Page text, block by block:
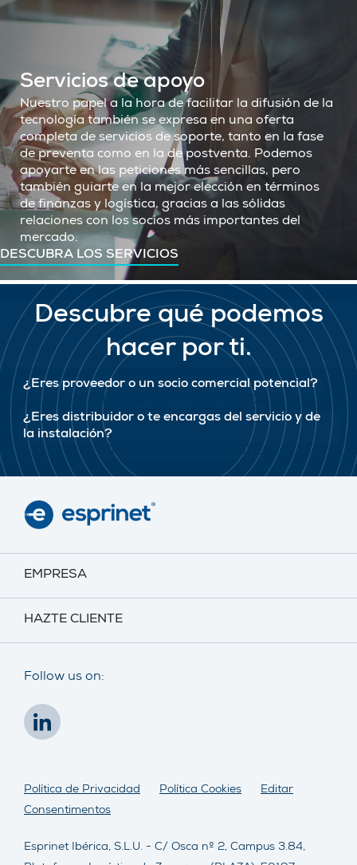
Servicios de apoyo
Nuestro papel a la hora de facilitar la difusión de la
tecnología también se expresa en una oferta
completa de servicios de soporte, tanto en la fase
de preventa como en la de postventa. Podemos
apoyarte en las peticiones más sencillas, pero
también guiarte en la mejor elección en términos
de finanzas y logística, gracias a las sólidas
relaciones con los socios más importantes del
mercado.
DESCUBRA LOS SERVICIOS
Descubre qué podemos
hacer por ti.
¿Eres proveedor o un socio comercial potencial?
PRESENTA TU PROPUESTA
¿Eres distribuidor o te encargas del servicio y de
la instalación?
CONVIÉRTETE EN CLIENTE
EMPRESA
HAZTE CLIENTE
Follow us on:
Esprinet Ibérica, S.L.U. - C/ Osca nº 2, Campus 3.84,
Política de Privacidad Política Cookies
Editar
Consentimentos